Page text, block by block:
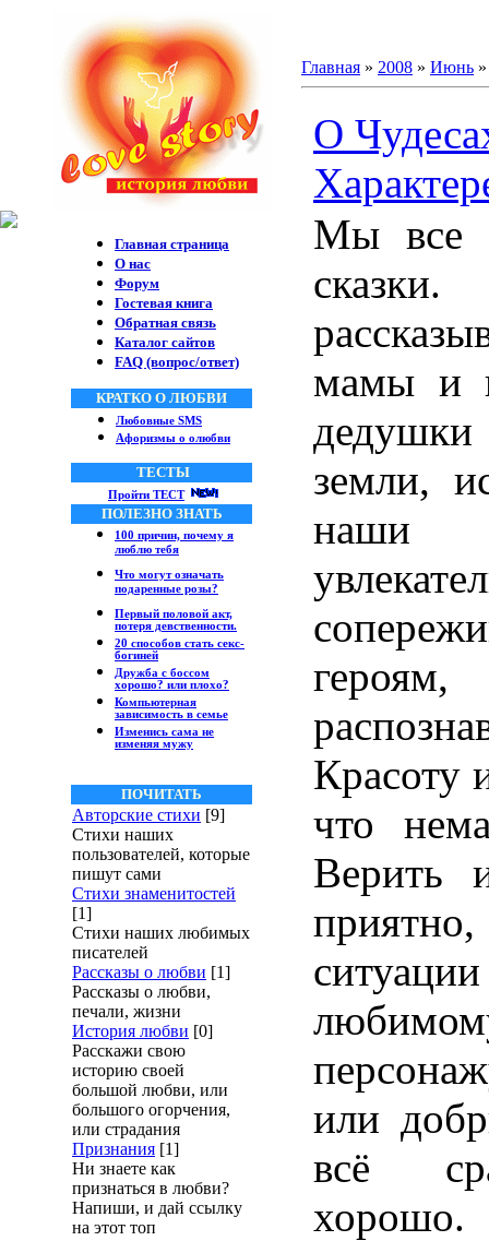
Главная страница
О нас
Форум
Гостевая книга
Обратная связь
Каталог сайтов
FAQ (вопрос/ответ)
КРАТКО О ЛЮБВИ
Любовные SMS
Афоризмы о олюбви
ТЕСТЫ
Пройти ТЕСТ
ПОЛЕЗНО ЗНАТЬ
100 причин, почему я
люблю тебя
Что могут означать
подаренные розы?
Первый половой акт,
потеря девственности.
20 способов стать секс-
богиней
Дружба с боссом
хорошо? или плохо?
Компьютерная
зависимость в семье
Изменись сама не
изменяя мужу
ПОЧИТАТЬ
Авторские стихи [9]
Стихи наших
пользователей, которые
пишут сами
Стихи знаменитостей
[1]
Стихи наших любимых
писателей
Рассказы о любви [1]
Рассказы о любви,
печали, жизни
История любви [0]
Расскажи свою
историю своей
большой любви, или
большого огорчения,
или страдания
Признания [1]
Ни знаете как
признаться в любви?
Напиши, и дай ссылку
на этот топ
Главная » 2008 » Июнь »
О
Мы все
мамы и
земли,
наши
Красоту
что
Верить
или
всё